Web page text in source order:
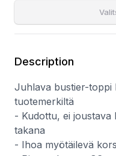
Description
Juhlava bustier-toppi
tuotemerkiltä
- Kudottu, ei joustava
takana
- Ihoa myötäilevä